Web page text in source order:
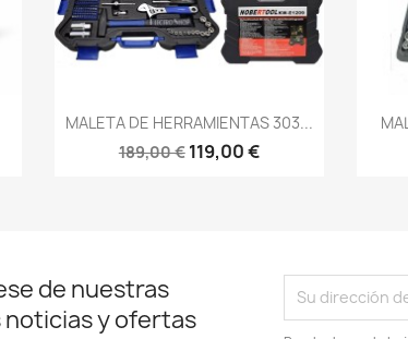
 Vista rápida
MALETA DE HERRAMIENTAS 303...
189,00 € 119,00 €
de nuestras
noticias y ofertas